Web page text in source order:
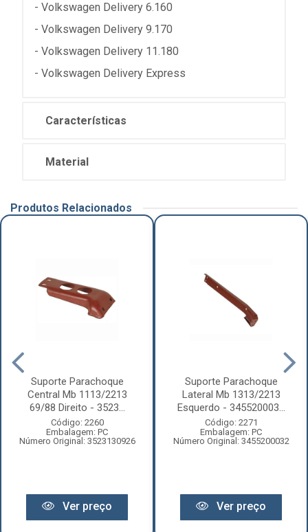
- Volkswagen Delivery 6.160
- Volkswagen Delivery 9.170
- Volkswagen Delivery 11.180
- Volkswagen Delivery Express
Características
Material
Produtos Relacionados
Suporte Parachoque
Central Mb 1113/2213
69/88 Direito - 3523...
Código: 2260
Embalagem: PC
Número Original: 3523130926
Ver preço
Suporte Parachoque
Lateral Mb 1313/2213
Esquerdo - 345520003...
Código: 2271
Embalagem: PC
Número Original: 3455200032
Ver preço